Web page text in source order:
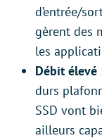
d’entrée/
gèrent des
les
Débit élevé
durs
SSD vont
ailleurs